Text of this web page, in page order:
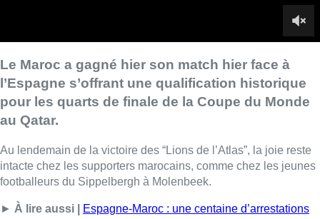
Le Maroc a gagné hier son match hier face à
l’Espagne s’offrant une qualification historique
pour les quarts de finale de la Coupe du Monde
au Qatar.
Au lendemain de la victoire des “Lions de l’Atlas”, la joie reste
intacte chez les supporters marocains, comme chez les jeunes
footballeurs du Sippelbergh à Molenbeek.
► À lire aussi |
Espagne-Maroc : une centaine d’arrestations